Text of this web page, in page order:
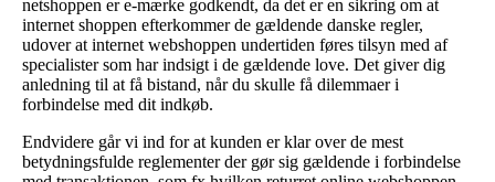
netshoppen er e-mærke godkendt, da det er en sikring om at
internet shoppen efterkommer de gældende danske regler,
udover at internet webshoppen undertiden føres tilsyn med af
specialister som har indsigt i de gældende love. Det giver dig
anledning til at få bistand, når du skulle få dilemmaer i
forbindelse med dit indkøb.
Endvidere går vi ind for at kunden er klar over de mest
betydningsfulde reglementer der gør sig gældende i forbindelse